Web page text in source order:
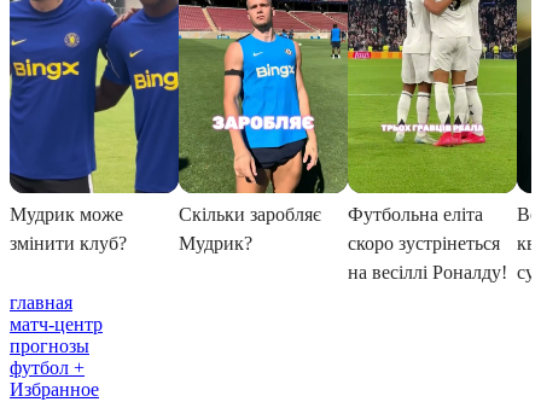
главная
матч-центр
прогнозы
футбол +
Избранное